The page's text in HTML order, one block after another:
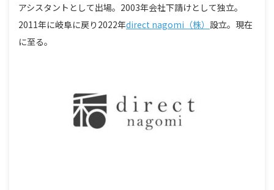
アシスタントとして出場。2003年会社下請けとして独立。
2011年に岐阜に戻り2022年direct nagomi（株） 設立。現在
に至る。